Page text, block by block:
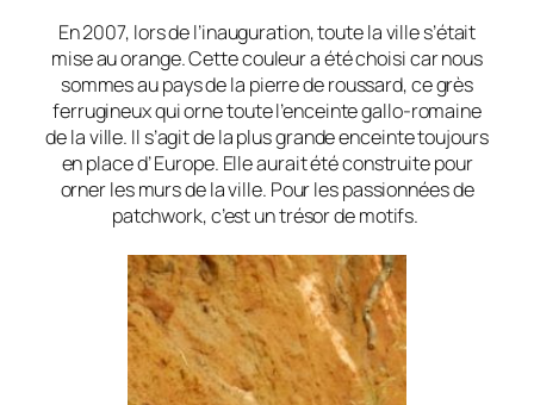
En 2007, lors de l’inauguration, toute la ville s’était
mise au orange. Cette couleur a été choisi car nous
sommes au pays de la pierre de roussard, ce grès
ferrugineux qui orne toute l’enceinte gallo-romaine
de la ville. Il s’agit de la plus grande enceinte toujours
en place d’Europe. Elle aurait été construite pour
orner les murs de la ville. Pour les passionnées de
patchwork, c’est un trésor de motifs.